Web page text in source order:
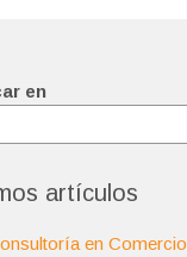
en
artículos
en Comercio